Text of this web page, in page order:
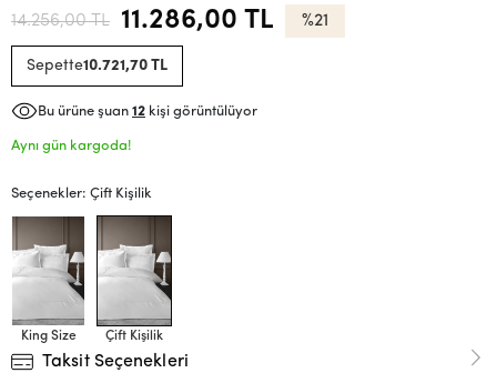
14.256,00 TL 11.286,00 TL %21
Sepette10.721,70 TL
Bu ürüne şuan 12 kişi görüntülüyor
Aynı gün kargoda!
Seçenekler: Çift Kişilik
King Size Çift Kişilik
Taksit Seçenekleri